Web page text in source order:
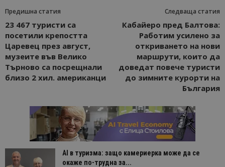
Предишна статия
23 467 туристи са
посетили крепостта
Царевец през август,
музеите във Велико
Търново са посрещнали
близо 2 хил. американци
Следваща статия
Кабайеро пред Балтова:
Работим усилено за
откриването на нови
маршрути, които да
доведат повече туристи
до зимните курорти на
България
AI в туризма: защо камериерка може да се
окаже по-трудна за...